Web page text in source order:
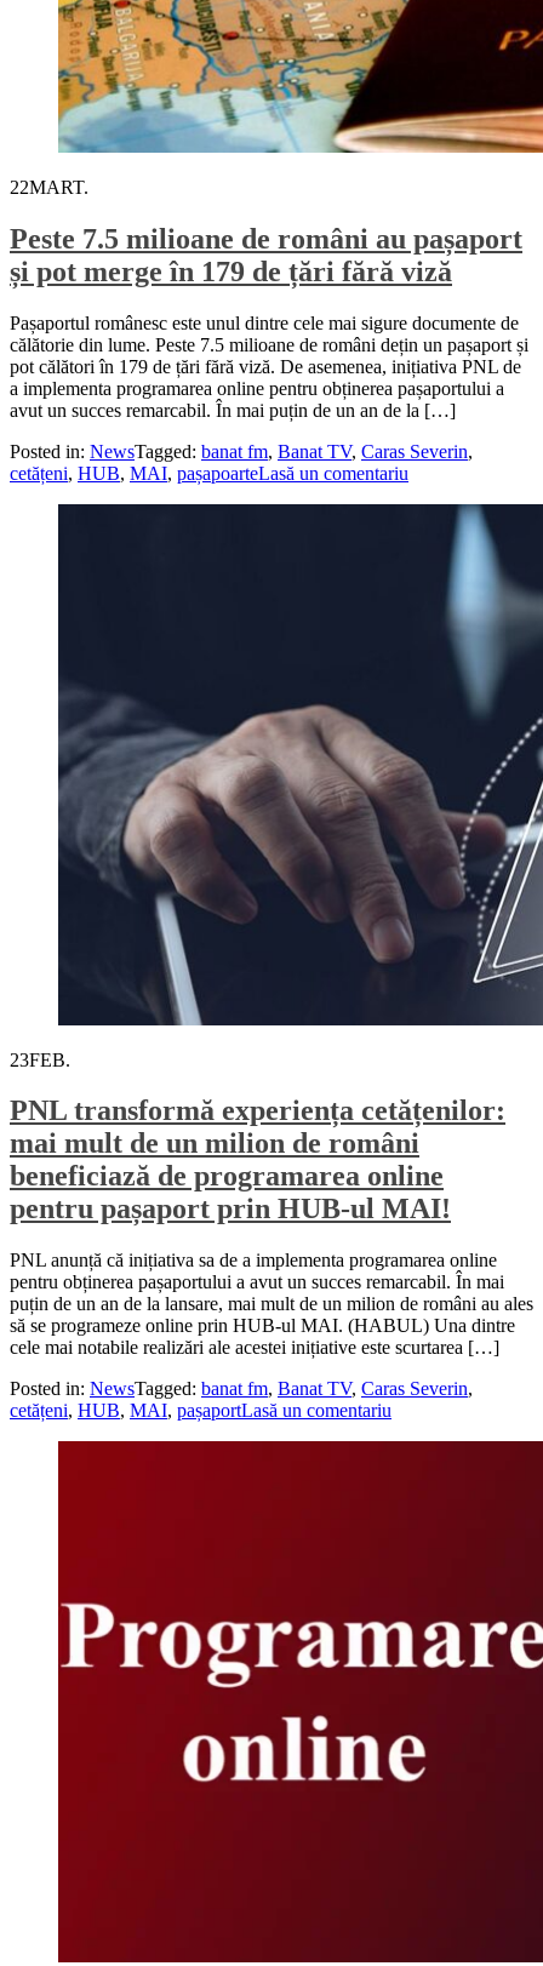
22MART.
Peste 7.5 milioane de români au pașaport
și pot merge în 179 de țări fără viză
Pașaportul românesc este unul dintre cele mai sigure documente de
călătorie din lume. Peste 7.5 milioane de români dețin un pașaport și
pot călători în 179 de țări fără viză. De asemenea, inițiativa PNL de
a implementa programarea online pentru obținerea pașaportului a
avut un succes remarcabil. În mai puțin de un an de la […]
Posted in: NewsTagged: banat fm, Banat TV, Caras Severin,
cetățeni, HUB, MAI, pașapoarteLasă un comentariu
23FEB.
PNL transformă experiența cetățenilor:
mai mult de un milion de români
beneficiază de programarea online
pentru pașaport prin HUB-ul MAI!
PNL anunță că inițiativa sa de a implementa programarea online
pentru obținerea pașaportului a avut un succes remarcabil. În mai
puțin de un an de la lansare, mai mult de un milion de români au ales
să se programeze online prin HUB-ul MAI. (HABUL) Una dintre
cele mai notabile realizări ale acestei inițiative este scurtarea […]
Posted in: NewsTagged: banat fm, Banat TV, Caras Severin,
cetățeni, HUB, MAI, pașaportLasă un comentariu